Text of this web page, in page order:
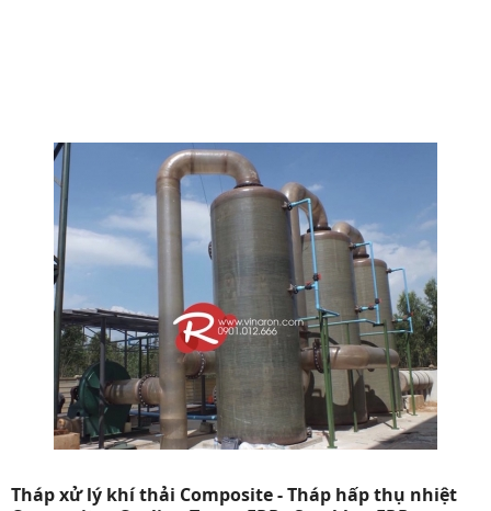
Tháp xử lý khí thải Composite - Tháp hấp thụ nhiệt